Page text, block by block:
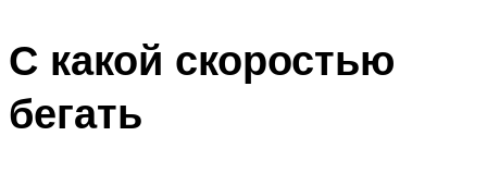
С какой скоростью
бегать